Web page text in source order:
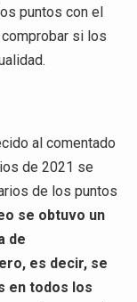
puntos con el
si los
al comentado
de 2021 se
de los puntos
se obtuvo un
de
es decir, se
en todos los